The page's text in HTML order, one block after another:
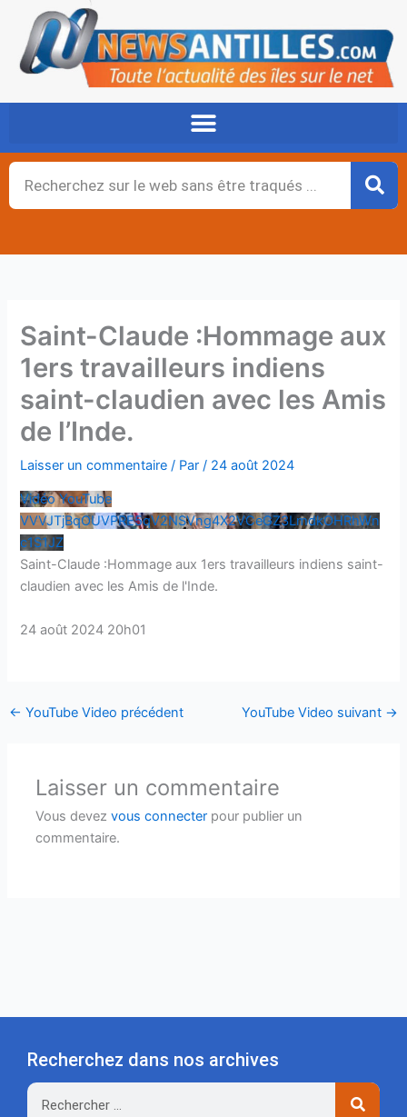
contenu
Rechercher
Saint-Claude :Hommage aux
1ers travailleurs indiens
saint-claudien avec les Amis
de l’Inde.
Laisser un commentaire / Par/ 24 août 2024
Vidéo YouTube
VVVJTjBqOUVPRE5qV2NSVng4X2VCeGZ3LmdkOHRhWn
c1S1JZ
Saint-Claude :Hommage aux 1ers travailleurs indiens saint-
claudien avec les Amis de l'Inde.
24 août 2024 20h01
← YouTube Video précédent YouTube Video suivant →
Laisser un commentaire
Vous devezvous connecter pour publier un
commentaire.
Recherchez dans nos archives
Rechercher